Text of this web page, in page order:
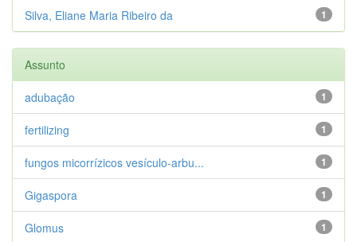
1
Silva, Eliane Maria Ribeiro da
Assunto
1
adubação
1
fertilizing
1
fungos micorrízicos vesículo-arbu...
1
Gigaspora
1
Glomus